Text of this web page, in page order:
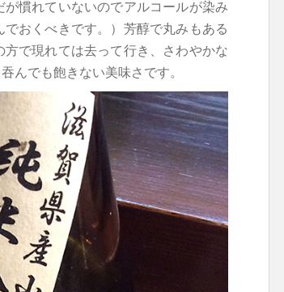
慣れていないのでアルコールが染み
おくべきです。）芳醇で丸みもある
で現れては去って行き、さわやかな
んでも飽きない美味さです。